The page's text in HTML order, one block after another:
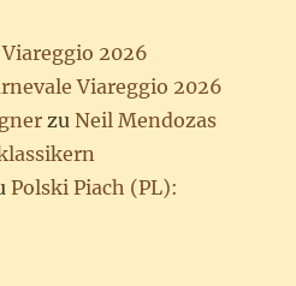
2026
Viareggio 2026
zuNeil Mendozas
Polski Piach (PL):